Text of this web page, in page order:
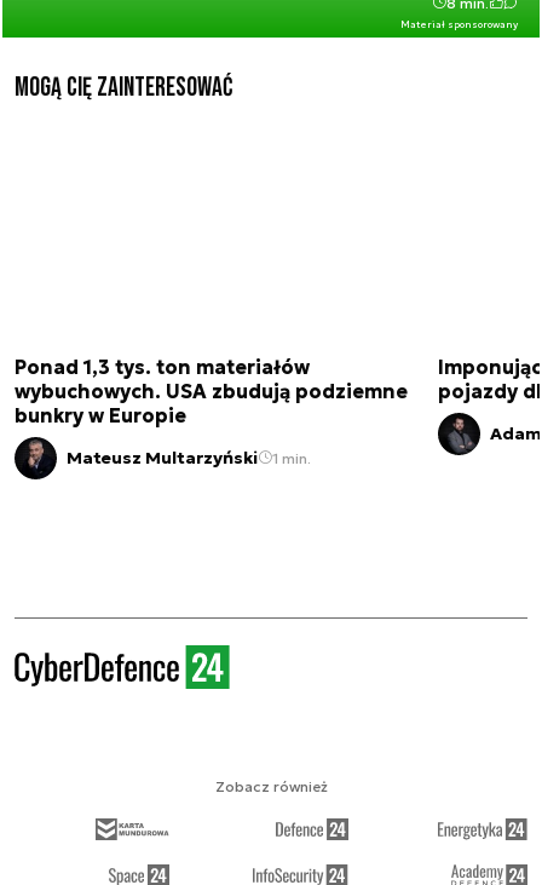
Materiał sponsorowany
Mogą Cię zainteresować
Ponad 1,3 tys. ton materiałów
wybuchowych. USA zbudują podziemne
bunkry w Europie
Mateusz Multarzyński 1 min.
pojazdy
Zobacz również